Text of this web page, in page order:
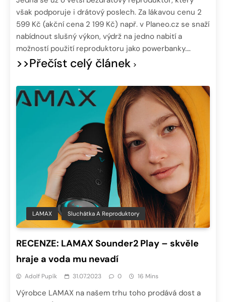
však podporuje i drátový poslech. Za lákavou cenu 2
599 Kč (akční cena 2 199 Kč) např. v Planeo.cz se snaží
nabídnout slušný výkon, výdrž na jedno nabití a
možností použití reproduktoru jako powerbanky….
>>Přečíst celý článek
LAMAX Sluchátka A Reproduktory
RECENZE: LAMAX Sounder2 Play – skvěle
hraje a voda mu nevadí
Adolf Pupík 31.07.2023 0 16 Mins
Výrobce LAMAX na našem trhu toho prodává dost a